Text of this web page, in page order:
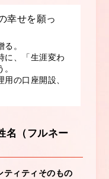
幸せを願っ
。
に、「生涯変わ
の口座開設、
名（フルネー
ティティそのもの